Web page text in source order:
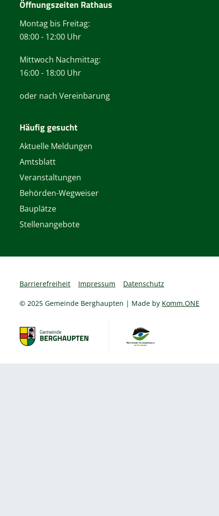
Öffnungszeiten Rathaus
Montag bis Freitag:
08:00 - 12:00 Uhr
Mittwoch Nachmittag:
16:00 - 18:00 Uhr
oder nach Vereinbarung
Häufig gesucht
Aktuelle Meldungen
Amtsblatt
Veranstaltungen
Behörden-Wegweiser
Bauplätze
Stellenangebote
Barrierefreiheit Impressum Datenschutz
© 2025 Gemeinde Berghaupten | Made by Komm.ONE